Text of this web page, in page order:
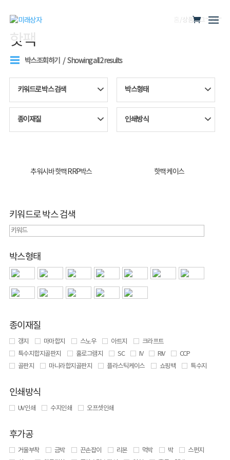
/ 상품 태그 “핫팩”
핫팩
박스조회하기 Showing all 2 results
키워드로 박스 검색 박스형태
종이재질 인쇄방식
추워시바 핫팩 RRP박스 핫팩 케이스
키워드로 박스 검색
박스형태
종이재질
갱지 마마합지 스노우 아트지
크라프트
특수지합지골판지
홀로그램지 SC IV RIV
CCP
골판지
마니라합지골판지 플라스틱케이스 쇼핑백 특수지
인쇄방식
UV 인쇄 수지인쇄 오프셋인쇄
후가공
거울부착 금박 끈손잡이 리본 먹박 박
스펀지